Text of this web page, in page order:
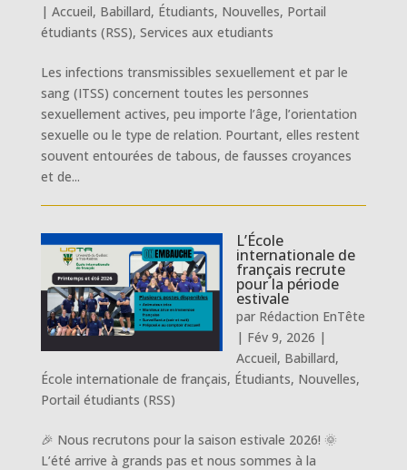
| Accueil, Babillard, Étudiants, Nouvelles, Portail
étudiants (RSS), Services aux etudiants
Les infections transmissibles sexuellement et par le
sang (ITSS) concernent toutes les personnes
sexuellement actives, peu importe l’âge, l’orientation
sexuelle ou le type de relation. Pourtant, elles restent
souvent entourées de tabous, de fausses croyances
et de...
L’École
internationale de
français recrute
pour la période
estivale
par Rédaction EnTête
| Fév 9, 2026 |
Accueil, Babillard,
École internationale de français, Étudiants, Nouvelles,
Portail étudiants (RSS)
🎉 Nous recrutons pour la saison estivale 2026! 🌞
L’été arrive à grands pas et nous sommes à la